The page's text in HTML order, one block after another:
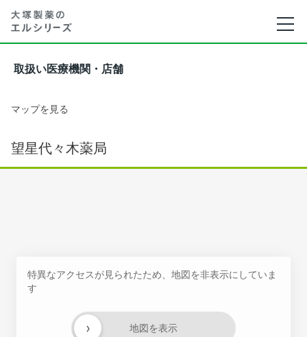
取扱い医療機関・店舗
マップを見る
望星代々木薬局
特異なアクセスが見られたため、地図を非表示にしていま
す
地図を表示
›